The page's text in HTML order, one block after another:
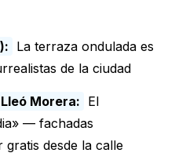
La terraza ondulada es
de la ciudad
Morera:
El
— fachadas
desde la calle